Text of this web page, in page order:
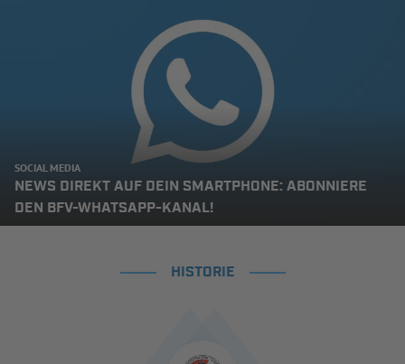
SOCIAL MEDIA
NEWS DIREKT AUF DEIN SMARTPHONE: ABONNIERE
DEN BFV-WHATSAPP-KANAL!
HISTORIE